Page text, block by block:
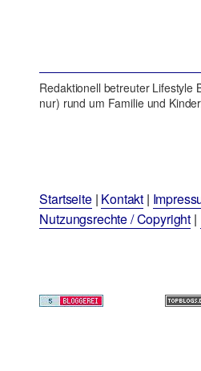
Redaktionell betreuter Lifestyle
nur) rund um Familie und
Startseite| Kontakt |
Nutzungsrechte / Copyright |